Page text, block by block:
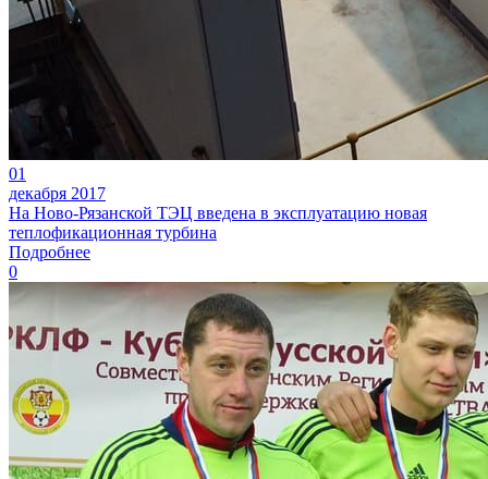
01
декабря 2017
На Ново-Рязанской ТЭЦ введена в эксплуатацию новая
теплофикационная турбина
Подробнее
0